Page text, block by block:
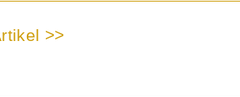
>>